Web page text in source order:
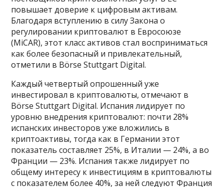
повышает доверие к цифровым активам.
Благодаря вступлению в силу Закона о
регулировании криптовалют в Евросоюзе
(MiCAR), этот класс активов стал восприниматься
как более безопасный и привлекательный,
отметили в Börse Stuttgart Digital.
Каждый четвертый опрошенный уже
инвестировал в криптовалюты, отмечают в
Börse Stuttgart Digital. Испания лидирует по
уровню внедрения криптовалют: почти 28%
испанских инвесторов уже вложились в
криптоактивы, тогда как в Германии этот
показатель составляет 25%, в Италии — 24%, а во
Франции — 23%. Испания также лидирует по
общему интересу к инвестициям в криптовалюты
с показателем более 40%, за ней следуют Франция